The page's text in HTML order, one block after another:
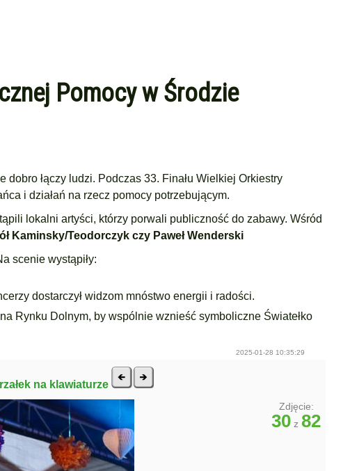
Pomocy w Środzie
łączy ludzi. Podczas 33. Finału Wielkiej Orkiestry
i działań na rzecz pomocy potrzebującym.
lokalni artyści, którzy porwali publiczność do zabawy. Wśród
Kaminsky/Teodorczyk czy Paweł Wenderski
scenie wystąpiły:
dostarczył widzom mnóstwo energii i radości.
Rynku Dolnym, by wspólnie wznieść symboliczne Światełko
2025-01-28 10:35:29
na klawiaturze
Zdjęcie:
30 z 82